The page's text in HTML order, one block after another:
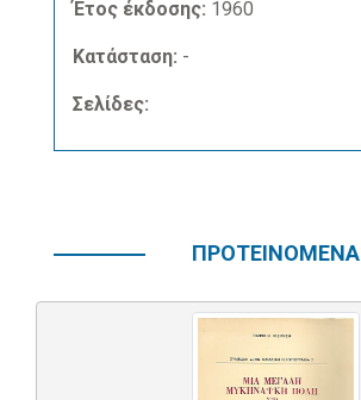
Έτος έκδοσης: 1960
Κατάσταση: -
Σελίδες:
ΠΡΟΤΕΙΝΟΜΕΝΑ